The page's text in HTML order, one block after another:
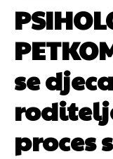
se
proces